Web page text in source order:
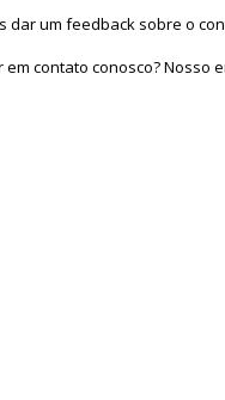
dar um feedback sobre o
em contato conosco? Nosso